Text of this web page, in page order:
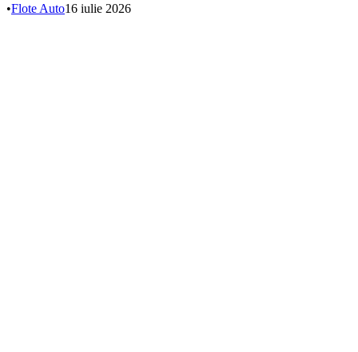
•Flote Auto16 iulie 2026